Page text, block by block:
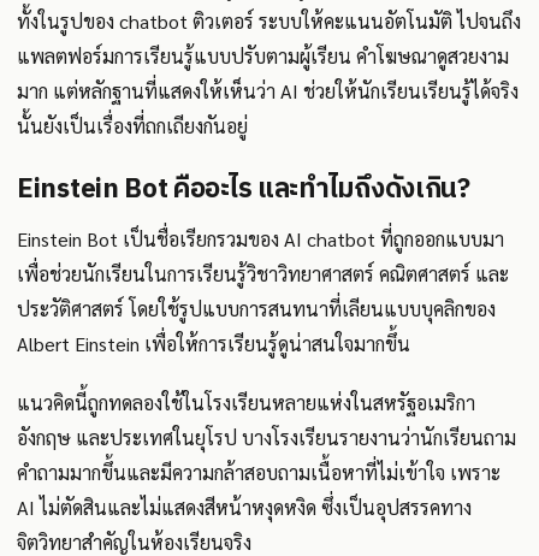
ทั้งในรูปของ chatbot ติวเตอร์ ระบบให้คะแนนอัตโนมัติ ไปจนถึง
แพลตฟอร์มการเรียนรู้แบบปรับตามผู้เรียน คำโฆษณาดูสวยงาม
มาก แต่หลักฐานที่แสดงให้เห็นว่า AI ช่วยให้นักเรียนเรียนรู้ได้จริง
นั้นยังเป็นเรื่องที่ถกเถียงกันอยู่
Einstein Bot คืออะไร และทำไมถึงดังเกิน?
Einstein Bot เป็นชื่อเรียกรวมของ AI chatbot ที่ถูกออกแบบมา
เพื่อช่วยนักเรียนในการเรียนรู้วิชาวิทยาศาสตร์ คณิตศาสตร์ และ
ประวัติศาสตร์ โดยใช้รูปแบบการสนทนาที่เลียนแบบบุคลิกของ
Albert Einstein เพื่อให้การเรียนรู้ดูน่าสนใจมากขึ้น
แนวคิดนี้ถูกทดลองใช้ในโรงเรียนหลายแห่งในสหรัฐอเมริกา
อังกฤษ และประเทศในยุโรป บางโรงเรียนรายงานว่านักเรียนถาม
คำถามมากขึ้นและมีความกล้าสอบถามเนื้อหาที่ไม่เข้าใจ เพราะ
AI ไม่ตัดสินและไม่แสดงสีหน้าหงุดหงิด ซึ่งเป็นอุปสรรคทาง
จิตวิทยาสำคัญในห้องเรียนจริง